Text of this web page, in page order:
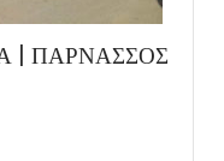
| ΠΑΡΝΑΣΣΟΣ